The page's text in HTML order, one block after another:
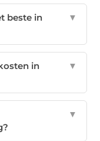
beste in
▼
in
▼
▼